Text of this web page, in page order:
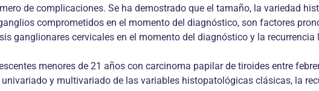
de complicaciones. Se ha demostrado que el tamaño, la variedad
comprometidos en el momento del diagnóstico, son factores
ganglionares cervicales en el momento del diagnóstico y la recurrencia
menores de 21 años con carcinoma papilar de tiroides entre
y multivariado de las variables histopatológicas clásicas, la